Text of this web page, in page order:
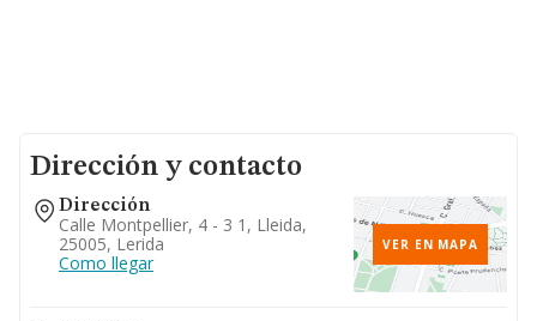
Dirección y contacto
Dirección
Calle Montpellier, 4 - 3 1, Lleida,
25005, Lerida
Como llegar
VER EN MAPA